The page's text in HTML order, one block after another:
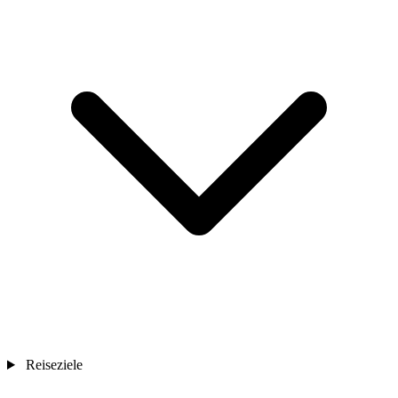
Reiseziele